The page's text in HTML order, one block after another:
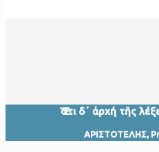
Ἔστι δ᾽ ἀρχή τῆς
ΑΡΙΣΤΟΤΕΛΗΣ,